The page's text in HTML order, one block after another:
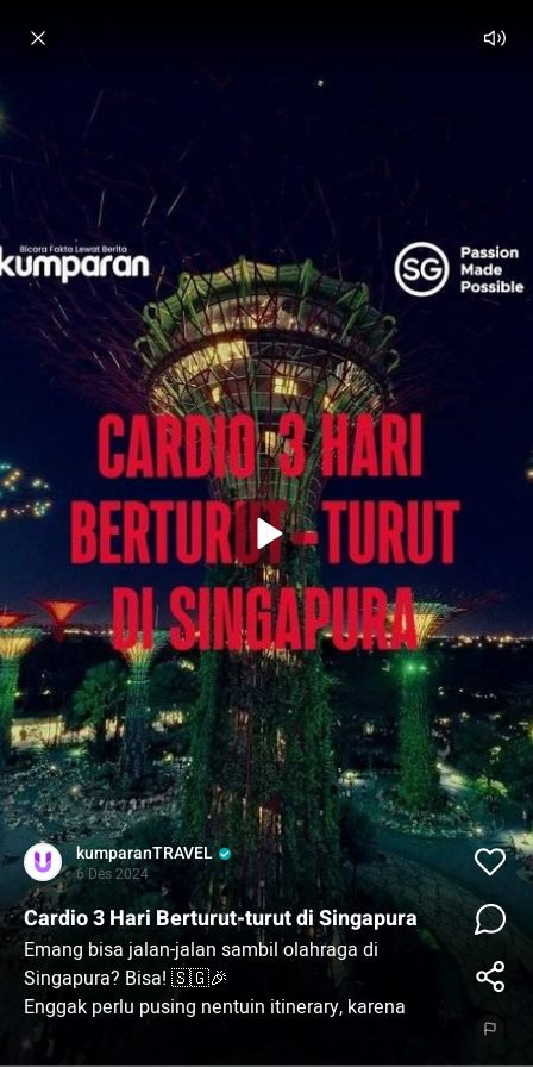
kumparanTRAVEL
6 Des 2024
Cardio 3 Hari Berturut-turut di Singapura
Emang bisa jalan-jalan sambil olahraga di
Singapura? Bisa! 🇸🇬🎉
Enggak perlu pusing nentuin itinerary, karena
sekarang ada HolidAI SG yang bakal ngasih